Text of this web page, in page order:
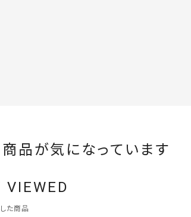
品が気になっています
VIEWED
た商品